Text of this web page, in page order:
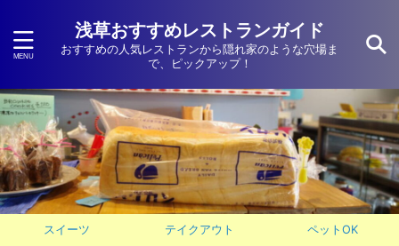
浅草おすすめレストランガイド
おすすめの人気レストランから隠れ家のような穴場ま
で、ピックアップ！
スイーツ テイクアウト ペットOK